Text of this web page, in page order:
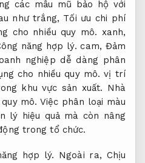
các mẫu mũ bảo hộ với
như trắng, Tối ưu chi phí
cho nhiều quy mô. xanh,
năng hợp lý. cam, Đảm
nghiệp dễ dàng phân
cho nhiều quy mô. vị trí
khu vực sản xuất. Nhà
mô. Việc phân loại màu
lý hiệu quả mà còn nâng
trong tổ chức.
hợp lý. Ngoài ra, Chịu